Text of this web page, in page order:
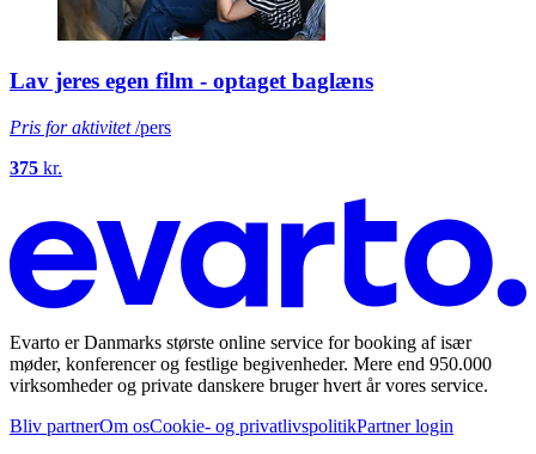
Lav jeres egen film - optaget baglæns
Pris for aktivitet/pers
375 kr.
Evarto er Danmarks største online service for booking af især
møder, konferencer og festlige begivenheder. Mere end 950.000
virksomheder og private danskere bruger hvert år vores service.
Bliv partnerOm osCookie- og privatlivspolitikPartner login